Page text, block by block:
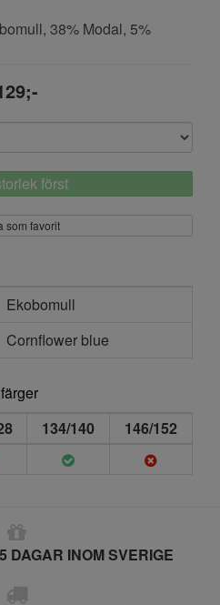
38% Modal, 5%
först
som favorit
Ekobomull
Cornflower blue
134/140
146/152
DAGAR INOM SVERIGE